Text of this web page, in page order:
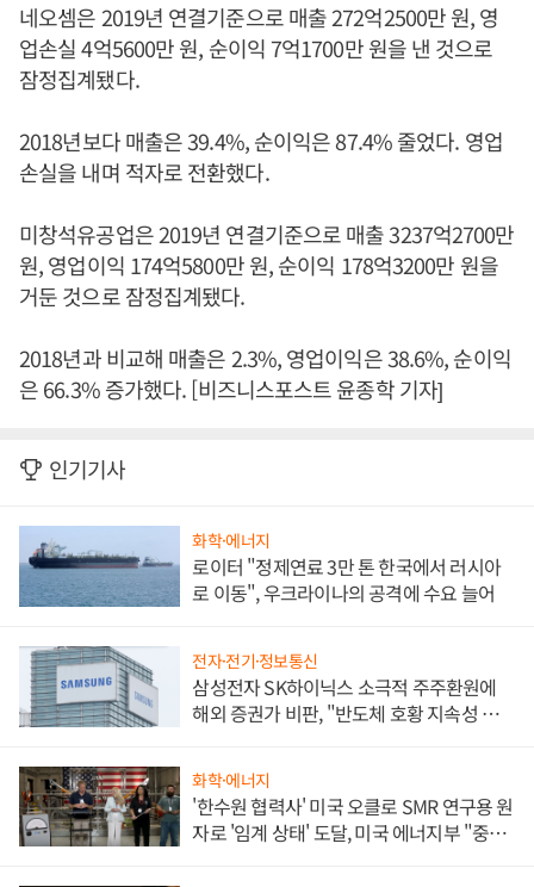
네오셈은 2019년 연결기준으로 매출 272억2500만 원, 영
업손실 4억5600만 원, 순이익 7억1700만 원을 낸 것으로
잠정집계됐다.
2018년보다 매출은 39.4%, 순이익은 87.4% 줄었다. 영업
손실을 내며 적자로 전환했다.
미창석유공업은 2019년 연결기준으로 매출 3237억2700만
원, 영업이익 174억5800만 원, 순이익 178억3200만 원을
거둔 것으로 잠정집계됐다.
2018년과 비교해 매출은 2.3%, 영업이익은 38.6%, 순이익
은 66.3% 증가했다. [비즈니스포스트 윤종학 기자]
인기기사
화학·에너지
로이터 "정제연료 3만 톤 한국에서 러시아
로 이동", 우크라이나의 공격에 수요 늘어
전자·전기·정보통신
삼성전자 SK하이닉스 소극적 주주환원에
해외 증권가 비판, "반도체 호황 지속성 의
화학·에너지
'한수원 협력사' 미국 오클로 SMR 연구용 원
자로 '임계 상태' 도달, 미국 에너지부 "중요